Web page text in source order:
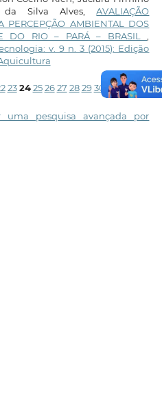
da Silva Alves,AVALIAÇÃO
PERCEPÇÃO AMBIENTAL DOS
DO RIO – PARÁ – BRASIL,
v. 9 n. 3 (2015): Edição
23 24 25 26 27 28 29 30 313233 34
uma pesquisa avançada por